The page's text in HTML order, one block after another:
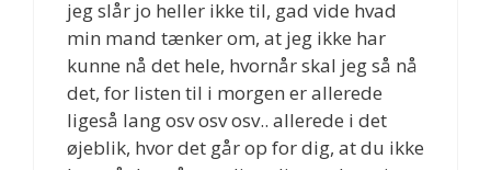
jeg slår jo heller ikke til, gad vide hvad
min mand tænker om, at jeg ikke har
kunne nå det hele, hvornår skal jeg så nå
det, for listen til i morgen er allerede
ligeså lang osv osv osv.. allerede i det
øjeblik, hvor det går op for dig, at du ikke